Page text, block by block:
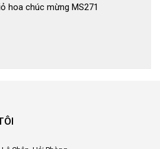
hoa chúc mừng MS271